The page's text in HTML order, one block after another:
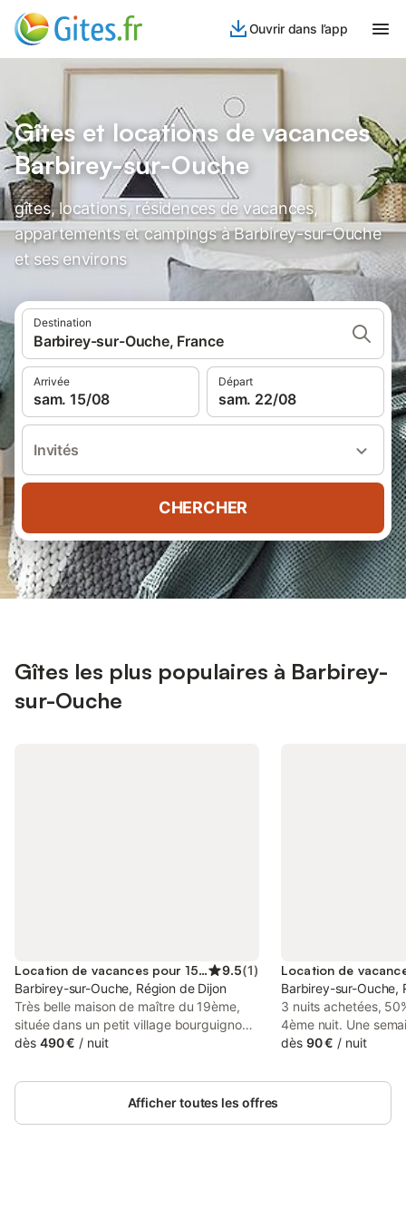
Ouvrir dans l’app
Gîtes et locations de vacances
Barbirey-sur-Ouche
gîtes, locations, résidences de vacances,
appartements et campings à Barbirey-sur-Ouche
et ses environs
Destination
Barbirey-sur-Ouche, France
Arrivée
sam. 15/08
Départ
sam. 22/08
Invités
CHERCHER
Gîtes les plus populaires à Barbirey-
sur-Ouche
Location de vacances pour 15 personnes 9.5(1)
Barbirey-sur-Ouche, Région de Dijon
Très belle maison de maître du 19ème,
située dans un petit village bourguignon
typique. Les chambres sont situées au
cuisine se trouvent au rez-de-chaussée.
La maison donne sur une grande cour
dès 490 € / nuit
Barbirey-sur-Ouche,
3 nuits achetées,
4ème nuit. Une
réduction. Notre
prestigieuse vallée
dès 90 € / nuit
Afficher toutes les offres